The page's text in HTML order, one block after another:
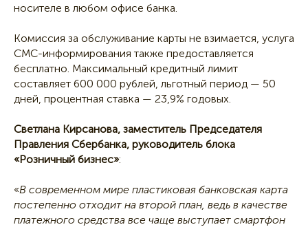
носителе в любом офисе банка.
Комиссия за обслуживание карты не взимается, услуга
СМС-информирования также предоставляется
бесплатно. Максимальный кредитный лимит
составляет 600 000 рублей, льготный период — 50
дней, процентная ставка — 23,9% годовых.
Светлана Кирсанова, заместитель Председателя
Правления Сбербанка, руководитель блока
«Розничный бизнес»:
«В современном мире пластиковая банковская карта
постепенно отходит на второй план, ведь в качестве
платежного средства все чаще выступает смартфон